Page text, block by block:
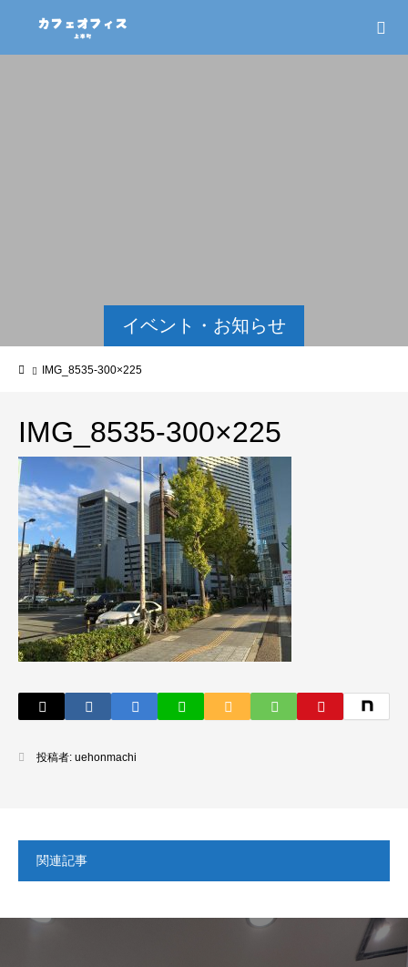
イベント・お知らせ
IMG_8535-300×225
IMG_8535-300×225
投稿者: uehonmachi
関連記事